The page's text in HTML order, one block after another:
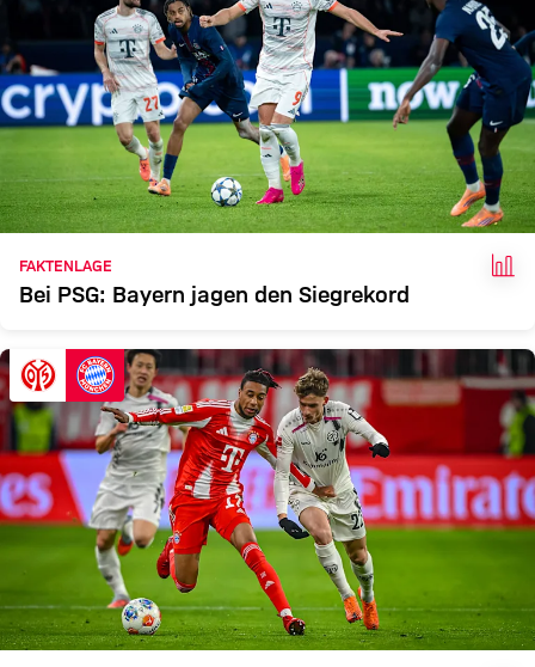
FAKTENLAGE
Bei PSG: Bayern jagen den Siegrekord